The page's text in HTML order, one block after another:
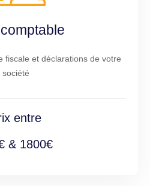
fiscale et déclarations de votre
société
entre
& 1800€